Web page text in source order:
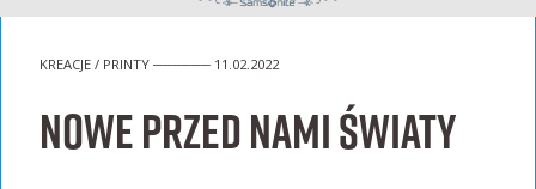
KREACJE / PRINTY ────── 11.02.2022
Nowe przed nami światy